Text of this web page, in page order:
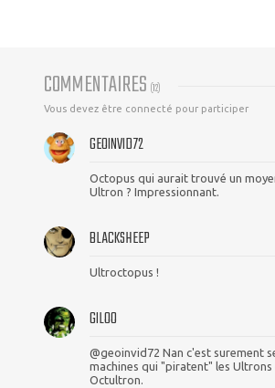
COMMENTAIRES (12)
Vous devez être connecté pour participer
GEOINVID72
Octopus qui aurait trouvé un
Ultron ? Impressionnant.
BLACKSHEEP
Ultroctopus !
GILOO
@geoinvid72 Nan c'est surement
machines qui "piratent" les
Octultron.